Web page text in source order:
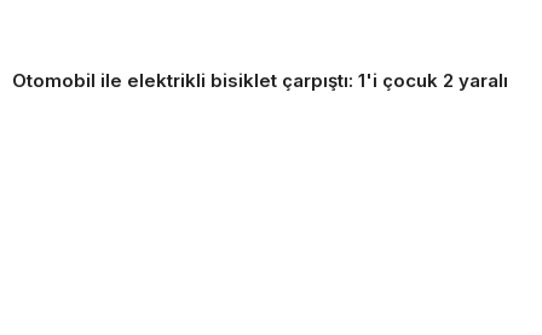
Otomobil ile elektrikli bisiklet çarpıştı: 1'i çocuk 2 yaralı